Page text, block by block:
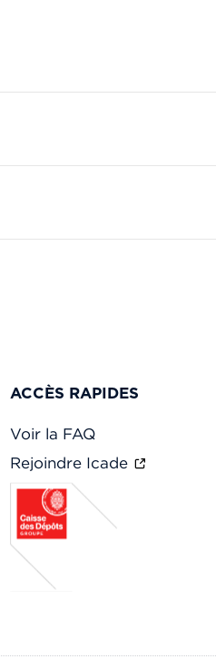
ACCÈS RAPIDES
Voir la FAQ
Rejoindre Icade